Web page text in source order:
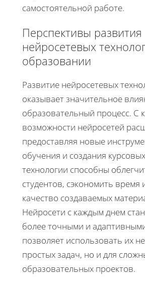
самостоятельной работе.
Перспективы развития
нейросетевых
образовании
Развитие нейросетевых
оказывает значительное
образовательный процесс. С
возможности нейросетей
предоставляя новые
обучения и создания
технологии способны
студентов, сэкономить время
качество создаваемых
Нейросети с каждым днем
более точными и
позволяет использовать их
простых задач, но и для
образовательных проектов.